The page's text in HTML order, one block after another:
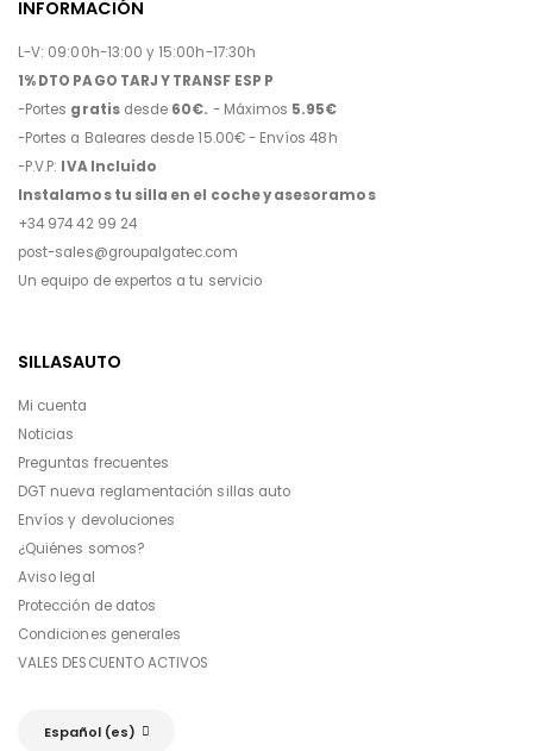
INFORMACIÓN
L-V: 09:00h-13:00 y 15:00h-17:30h
1% DTO PAGO TARJ Y TRANSF ESP P
-Portes gratisdesde 60€. - Máximos 5.95€
-Portes a Baleares desde 15.00€ - Envíos 48h
-P.V.P: IVA Incluido
Instalamos tu silla en el coche y asesoramos
+34 974 42 99 24
post-sales@groupalgatec.com
Un equipo de expertos a tu servicio
SILLASAUTO
Mi cuenta
Noticias
Preguntas frecuentes
DGT nueva reglamentación sillas auto
Envíos y devoluciones
¿Quiénes somos?
Aviso legal
Protección de datos
Condiciones generales
VALES DESCUENTO ACTIVOS
Español (es)